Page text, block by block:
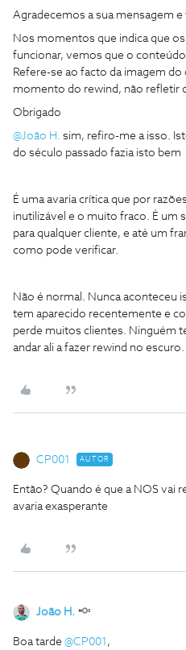
Agradecemos a sua mensagem
Nos momentos que indica que
funcionar, vemos que o
Refere-se ao facto da imagem
momento do rewind, não refletir
Obrigado
@João H. sim, refiro-me a isso.
do século passado fazia isto bem
É uma avaria crítica que por
inutilizável e o muito fraco. É um
para qualquer cliente, e até um
como pode verificar.
Não é normal. Nunca aconteceu
tem aparecido recentemente e
perde muitos clientes. Ninguém
andar ali a fazer rewind no escuro.
CP001 AUTOR
Então? Quando é que a NOS vai
avaria exasperante
João H.
Boa tarde ​ @CP001 ,